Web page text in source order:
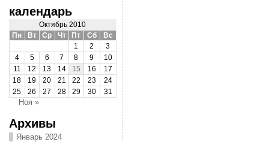
календарь
Октябрь 2010
Пн
Вт Ср Чт Пт Сб
Вс
1
2
3
4
5 6 7 8 9
10
11
12 13 14 15 16
17
18
19 20 21 22 23
24
25
26 27 28 29 30 31
Ноя »
Архивы
Январь 2024